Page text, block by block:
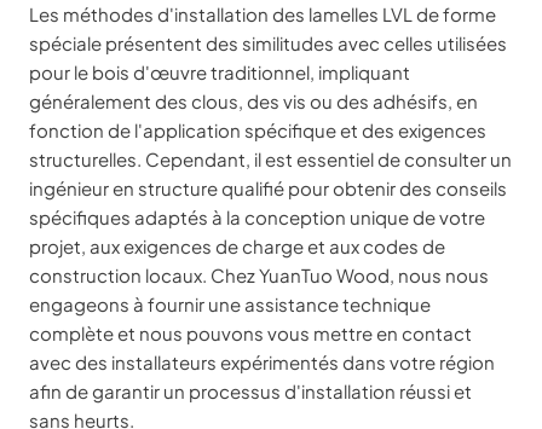
Les méthodes d'installation des lamelles LVL de forme
spéciale présentent des similitudes avec celles utilisées
pour le bois d'œuvre traditionnel, impliquant
généralement des clous, des vis ou des adhésifs, en
fonction de l'application spécifique et des exigences
structurelles. Cependant, il est essentiel de consulter un
ingénieur en structure qualifié pour obtenir des conseils
spécifiques adaptés à la conception unique de votre
projet, aux exigences de charge et aux codes de
construction locaux. Chez YuanTuo Wood, nous nous
engageons à fournir une assistance technique
complète et nous pouvons vous mettre en contact
avec des installateurs expérimentés dans votre région
afin de garantir un processus d'installation réussi et
sans heurts.